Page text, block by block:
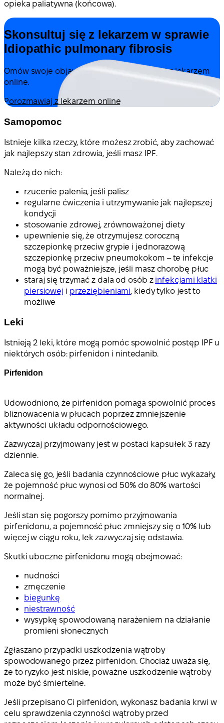
opieka paliatywna (końcowa).
Skonsultuj się z lekarzem w sprawie
Idiopathic pulmonary fibrosis
Omów swoje objawy i możliwe dalsze kroki z lekarzem
online.
Porozmawiaj z lekarzem online
Samopomoc
Istnieje kilka rzeczy, które możesz zrobić, aby zachować
jak najlepszy stan zdrowia, jeśli masz IPF.
Należą do nich:
rzucenie palenia, jeśli palisz
regularne ćwiczenia i utrzymywanie jak najlepszej
kondycji
stosowanie zdrowej, zrównoważonej diety
upewnienie się, że otrzymujesz coroczną
szczepionkę przeciw grypie i jednorazową
szczepionkę przeciw pneumokokom – te infekcje
mogą być poważniejsze, jeśli masz chorobę płuc
staraj się trzymać z dala od osób z infekcjami klatki
piersiowej i przeziębieniami, kiedy tylko jest to
możliwe
Leki
Istnieją 2 leki, które mogą pomóc spowolnić postęp IPF u
niektórych osób: pirfenidon i nintedanib.
Pirfenidon
Udowodniono, że pirfenidon pomaga spowolnić proces
bliznowacenia w płucach poprzez zmniejszenie
aktywności układu odpornościowego.
Zazwyczaj przyjmowany jest w postaci kapsułek 3 razy
dziennie.
Zaleca się go, jeśli badania czynnościowe płuc wykazały,
że pojemność płuc wynosi od 50% do 80% wartości
normalnej.
Jeśli stan się pogorszy pomimo przyjmowania
pirfenidonu, a pojemność płuc zmniejszy się o 10% lub
więcej w ciągu roku, lek zazwyczaj się odstawia.
Skutki uboczne pirfenidonu mogą obejmować:
nudności
zmęczenie
biegunkę
niestrawność
wysypkę spowodowaną narażeniem na działanie
promieni słonecznych
Zgłaszano przypadki uszkodzenia wątroby
spowodowanego przez pirfenidon. Chociaż uważa się,
że to ryzyko jest niskie, poważne uszkodzenie wątroby
może być śmiertelne.
Jeśli przepisano Ci pirfenidon, wykonasz badania krwi w
celu sprawdzenia czynności wątroby przed